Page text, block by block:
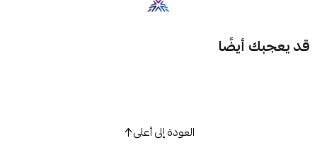
قد يعجبك أيضًا
العودة إلى أعلى